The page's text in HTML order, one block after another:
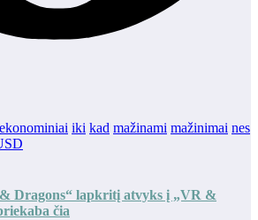
ekonominiai iki kad mažinami mažinimai nes
& Dragons“ lapkritį atvyks į „VR &
čia